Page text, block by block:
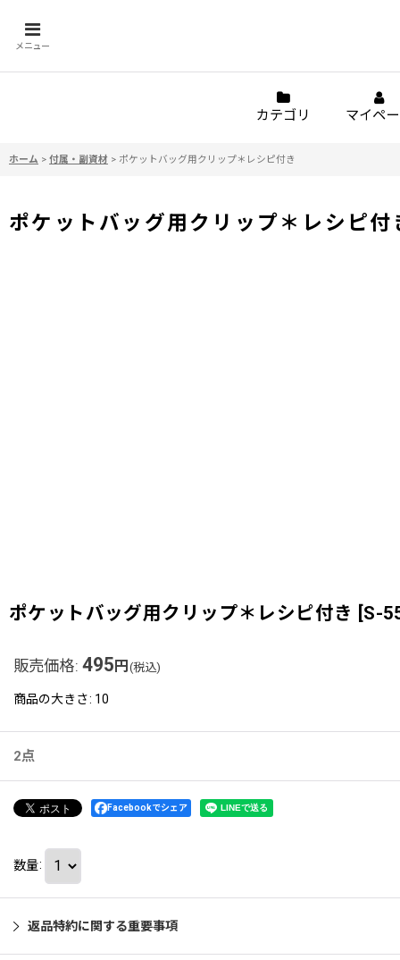
メニュー
カテゴリ マイペ
ホーム > 付属・副資材 > ポケットバッグ用クリップ＊レシピ付き
ポケットバッグ用クリップ＊レシピ付
ポケットバッグ用クリップ＊レシピ付き [S-
販売価格: 495 円 (税込)
商品の大きさ: 10
2点
Facebookでシェア
数量:
返品特約に関する重要事項